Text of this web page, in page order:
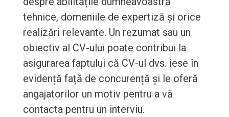
tehnice, domeniile de expertiză și orice
realizări relevante. Un rezumat sau un
obiectiv al CV-ului poate contribui la
asigurarea faptului că CV-ul dvs. iese în
evidență față de concurență și le oferă
angajatorilor un motiv pentru a vă
contacta pentru un interviu.